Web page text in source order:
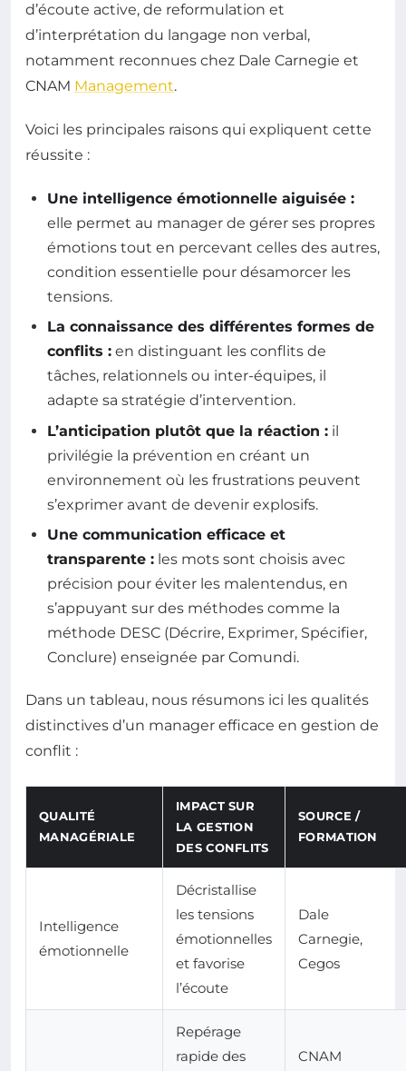
d’écoute active, de reformulation et
d’interprétation du langage non verbal,
notamment reconnues chez Dale Carnegie et
CNAM Management.
Voici les principales raisons qui expliquent cette
réussite :
Une intelligence émotionnelle aiguisée :
elle permet au manager de gérer ses propres
émotions tout en percevant celles des autres,
condition essentielle pour désamorcer les
tensions.
La connaissance des différentes formes de
conflits : en distinguant les conflits de
tâches, relationnels ou inter-équipes, il
adapte sa stratégie d’intervention.
L’anticipation plutôt que la réaction : il
privilégie la prévention en créant un
environnement où les frustrations peuvent
s’exprimer avant de devenir explosifs.
Une communication efficace et
transparente : les mots sont choisis avec
précision pour éviter les malentendus, en
s’appuyant sur des méthodes comme la
méthode DESC (Décrire, Exprimer, Spécifier,
Conclure) enseignée par Comundi.
Dans un tableau, nous résumons ici les qualités
distinctives d’un manager efficace en gestion de
conflit :
QUALITÉ
MANAGÉRIALE
IMPACT SUR
LA GESTION
DES CONFLITS
SOURCE /
FORMATION
Intelligence
émotionnelle
Décristallise
les tensions
émotionnelles
et favorise
l’écoute
Dale
Carnegie,
Cegos
Repérage
rapide des
CNAM